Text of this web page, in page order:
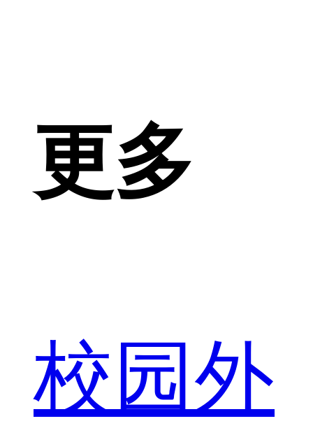
更多
校园外